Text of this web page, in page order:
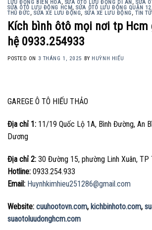
LƯU ĐỘNG BIÊN HOÀ, SỬA ÔTÔ LƯU ĐỘNG DĨ AN,SỬA
SỬA ÔTÔ LƯU ĐỘNG HCM,SỬA ÔTÔ LƯU ĐỘNG QUẬN 12
THỦ ĐỨC,SỬA XE LƯU ĐỘNG, SỬA XE LƯU ĐỘNG,TIN
Kích bình ôtô mọi nơi tp Hcm
hệ 0933.254933
POSTED ON 3 THÁNG 1, 2025 BY HUỲNH HIẾU
GAREGE Ô TÔ HIẾU THẢO
Địa chỉ 1: 11/19 Quốc Lộ 1A, Bình Đường, An
Dương
Địa chỉ 2: 30 Đường 15, phường Linh Xuân,
Hotline: 0933.254.933
Email: Huynhkimhieu251286@gmail.com
Website: cuuhootovn.com, kichbinhoto.com,
suaotoluudonghcm.com